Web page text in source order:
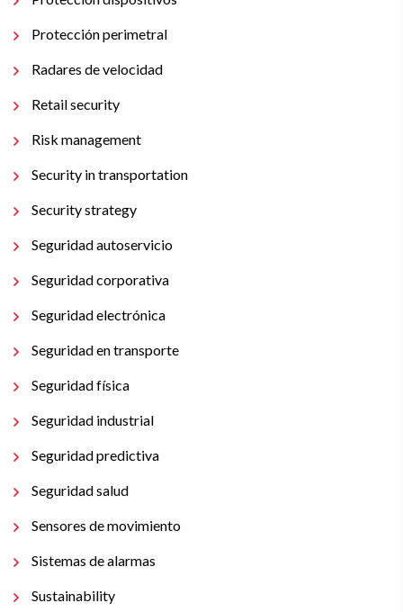
Protección perimetral
Radares de velocidad
Retail security
Risk management
Security in transportation
Security strategy
Seguridad autoservicio
Seguridad corporativa
Seguridad electrónica
Seguridad en transporte
Seguridad física
Seguridad industrial
Seguridad predictiva
Seguridad salud
Sensores de movimiento
Sistemas de alarmas
Sustainability